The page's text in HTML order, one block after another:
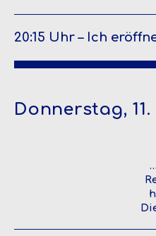
20:15 Uhr – Ich
Donnerstag,